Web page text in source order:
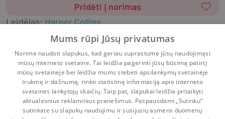
Pridėti į norimas
Leidėjas:Harper Collins
464 psl. ISBN
9780062652775
KietasAnglų k.
Literatūra užsienio kalbomis
Literatūra vaikams ir paaugliams
Pradinis Krepšelis Pokalbiai Pranešimai Paskyra
Mums rūpi Jūsų privatumas
Norime naudoti slapukus, kad geriau suprastume jūsų naudojimąsi
mūsų interneto svetaine. Tai leidžia pagerinti jūsų būsimą patirtį
mūsų svetainėje bei leidžia mums stebėti apsilankymų svetainėje
trukmę ir dažnumą, rinkti statistinę informaciją apie interneto
svetainės lankytojų skaičių. Taip pat, slapukai leidžia pritaikyti
aktualesnius reklaminius pranešimus. Paspausdami „Sutinku“
sutinkate su slapukų naudojimu ir susijusių asmens duomenų